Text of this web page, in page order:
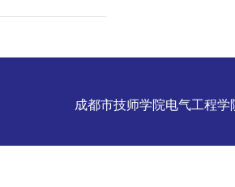
成都市技师学院电气工程